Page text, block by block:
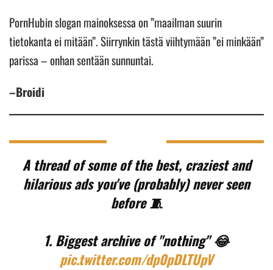
PornHubin slogan mainoksessa on ”maailman suurin
tietokanta ei mitään”. Siirrynkin tästä viihtymään ”ei minkään”
parissa – onhan sentään sunnuntai.
–Broidi
A thread of some of the best, craziest and
hilarious ads you've (probably) never seen
before 🧵
1. Biggest archive of "nothing" 😂
pic.twitter.com/dp0pDLTUpV